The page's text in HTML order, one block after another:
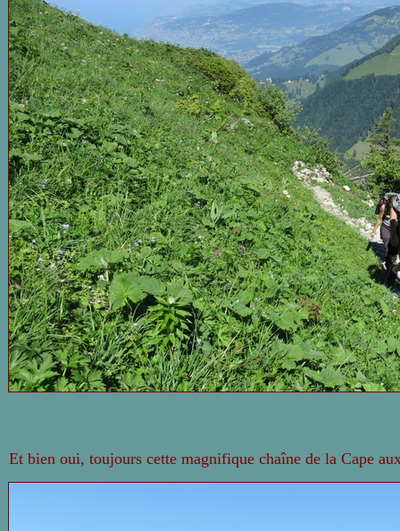
Et bien oui, toujours cette magnifique chaîne de la Cape